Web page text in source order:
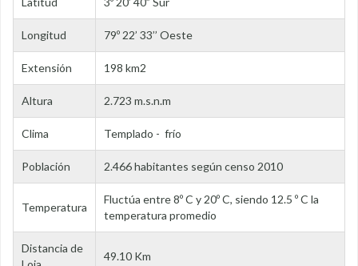
Longitud 79º 22’ 33’’ Oeste
Extensión 198 km2
Altura 2.723 m.s.n.m
Clima Templado - frío
Población 2.466 habitantes según censo 2010
Temperatura
Fluctúa entre 8º C y 20º C, siendo 12.5 º C la
temperatura promedio
Distancia de
49.10 Km